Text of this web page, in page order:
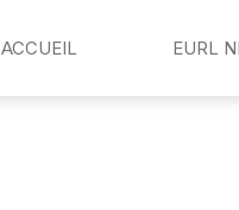
ACCUEIL EURL